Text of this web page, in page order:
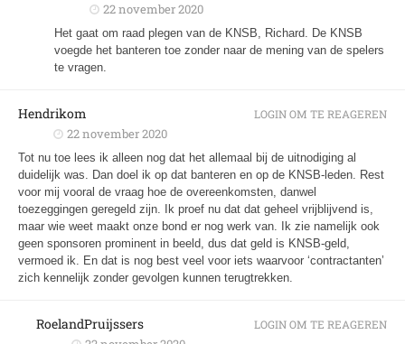
22 november 2020
Het gaat om raad plegen van de KNSB, Richard. De KNSB
voegde het banteren toe zonder naar de mening van de spelers
te vragen.
Hendrikom
22 november 2020
Tot nu toe lees ik alleen nog dat het allemaal bij de uitnodiging al
duidelijk was. Dan doel ik op dat banteren en op de KNSB-leden. Rest
voor mij vooral de vraag hoe de overeenkomsten, danwel
toezeggingen geregeld zijn. Ik proef nu dat dat geheel vrijblijvend is,
maar wie weet maakt onze bond er nog werk van. Ik zie namelijk ook
geen sponsoren prominent in beeld, dus dat geld is KNSB-geld,
vermoed ik. En dat is nog best veel voor iets waarvoor ‘contractanten’
zich kennelijk zonder gevolgen kunnen terugtrekken.
LOGIN OM TE REAGEREN
RoelandPruijssers LOGIN OM TE REAGEREN